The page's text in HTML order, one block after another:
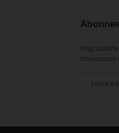
Krijg
interessant
Email